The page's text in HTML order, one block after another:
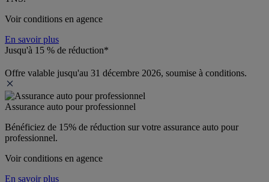
Voir conditions en agence
En savoir plus
Jusqu'à 15 % de réduction*
Offre valable jusqu'au 31 décembre 2026, soumise à conditions.
Assurance auto pour professionnel
Bénéficiez de 15% de réduction sur votre assurance auto pour
professionnel.
Voir conditions en agence
En savoir plus